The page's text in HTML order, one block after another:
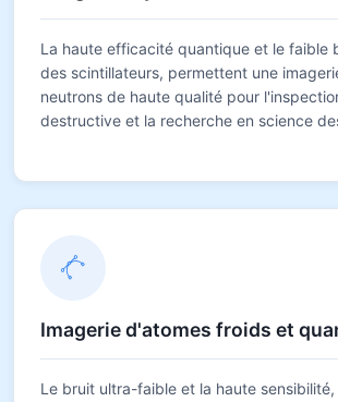
La haute efficacité quantique et le faible
des scintillateurs, permettent une
neutrons de haute qualité pour
destructive et la recherche en science
Imagerie d'atomes froids et
Le bruit ultra-faible et la haute